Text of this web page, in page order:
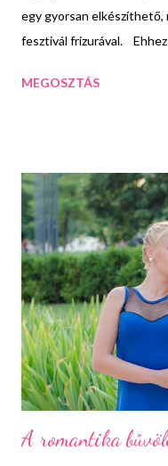
egy gyorsan elkészíthető,
fesztivál frizurával.
hullámcsattal tűzzük le
előzőleg kiszedtük a
még széthúzgálhatjuk a
virágokat is tűzhetünk
kacér tincset.
MEGOSZTÁS
A romantika